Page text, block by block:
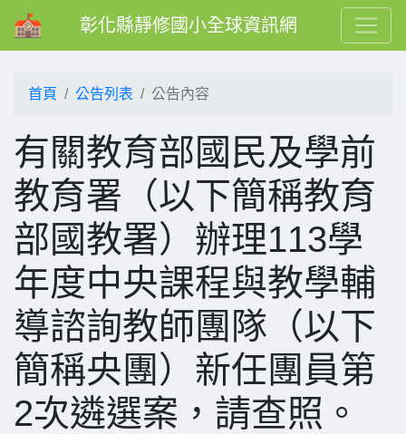
彰化縣靜修國小全球資訊網
首頁 公告列表 公告內容
有關教育部國民及學前
教育署（以下簡稱教育
部國教署）辦理113學
年度中央課程與教學輔
導諮詢教師團隊（以下
簡稱央團）新任團員第
2次遴選案，請查照。